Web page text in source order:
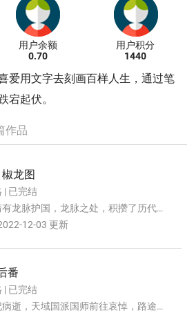
用户余额
0.70
用户积分
1440
爱用文字去刻画百样人生，通过笔
宕起伏。
作品
龙图
楼兰格格 | 已完结
龙脉护国，龙脉之处，积攒了历代天
珍异宝无数，“椒龙图”便是寻宝图
字 2022-12-03 更新
番
楼兰格格 | 已完结
逝，天域国派国师前往哀悼，路途遥